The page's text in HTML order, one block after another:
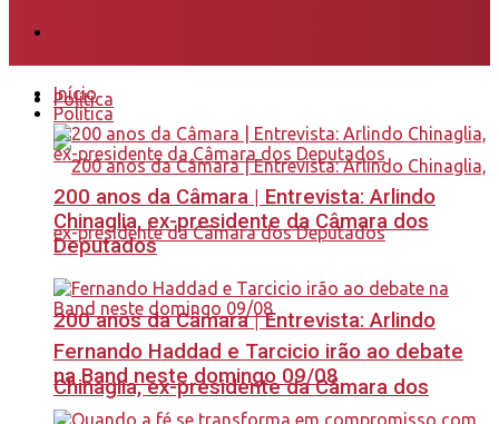
Política
200 anos da Câmara | Entrevista: Arlindo
Chinaglia, ex-presidente da Câmara dos
Início
Política
200 anos da Câmara | Entrevista: Arlindo
Chinaglia, ex-presidente da Câmara dos
Deputados
Fernando Haddad e Tarcicio irão ao debate
na Band neste domingo 09/08